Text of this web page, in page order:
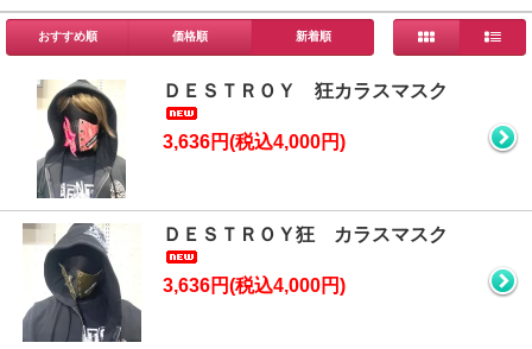
おすすめ順 価格順 新着順
ＤＥＳＴＲＯＹ 狂カラスマスク
3,636円(税込4,000円)
ＤＥＳＴＲＯＹ狂 カラスマスク
3,636円(税込4,000円)